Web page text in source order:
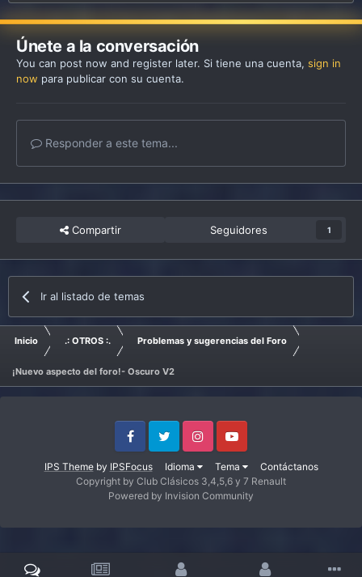
Únete a la conversación
You can post now and register later. Si tiene una cuenta, sign in
now para publicar con su cuenta.
Responder a este tema...
Compartir Seguidores 1
Ir al listado de temas
Inicio .: OTROS :. Problemas y sugerencias del Foro
¡Nuevo aspecto del foro!- Oscuro V2
IPS Themeby IPSFocus Idioma Tema Contáctanos
FacebookTwitter InstagramYoutube
Copyright by Club Clásicos 3,4,5,6 y 7 Renault
Powered by Invision Community